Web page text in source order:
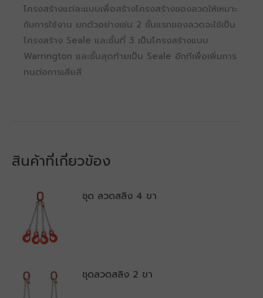
โครงสร้างแต่ละแบบเพื่อสร้างโครงสร้างของลวดให้เหมาะ
กับการใช้งาน ยกตัวอย่างเช่น 2 ชั้นแรกของลวดจะใช้เป็น
โครงสร้าง Seale และชั้นที่ 3 เป็นโครงสร้างแบบ
Warrington และชั้นสุดท้ายเป็น Seale อีกทีเพื่อเพิ่มการ
ทนต่อการเสียสี
สินค้าที่เกี่ยวข้อง
ชุด ลวดสลิง 4 ขา
ชุดลวดสลิง 2 ขา